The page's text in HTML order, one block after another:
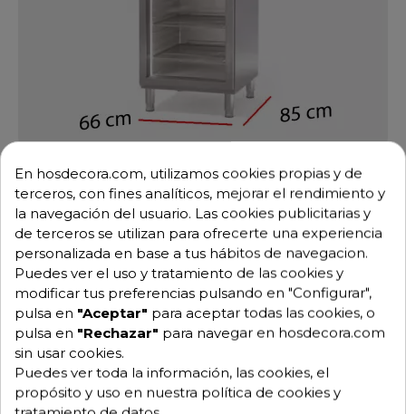
14-CAGRV-75-1
Ref: 14-CAGRV-75-1
1.987,33 € 2.966,17 € -33%
Añadir al carrito
DTO.
En hosdecora.com, utilizamos cookies propias y de
terceros, con fines analíticos, mejorar el rendimiento y
la navegación del usuario. Las cookies publicitarias y
de terceros se utilizan para ofrecerte una experiencia
personalizada en base a tus hábitos de navegacion.
Puedes ver el uso y tratamiento de las cookies y
modificar tus preferencias pulsando en "Configurar",
pulsa en "Aceptar" para aceptar todas las cookies, o
pulsa en "Rechazar" para navegar en hosdecora.com
sin usar cookies.
Puedes ver toda la información, las cookies, el
propósito y uso en nuestra política de cookies y